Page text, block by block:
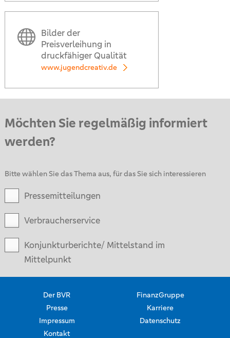
Bilder der
Preisverleihung in
druckfähiger Qualität
www.jugendcreativ.de
Möchten Sie regelmäßig informiert
werden?
Bitte wählen Sie das Thema aus, für das Sie sich interessieren
Pressemitteilungen
Verbraucherservice
Konjunkturberichte/ Mittelstand im
Mittelpunkt
Der BVR
FinanzGruppe
Presse
Karriere
Impressum
Datenschutz
Kontakt